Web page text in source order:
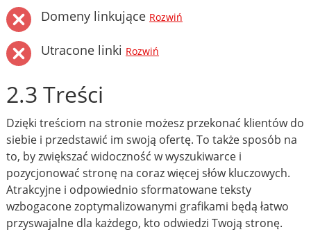
Domeny linkujące Rozwiń
Utracone linki Rozwiń
2.3 Treści
Dzięki treściom na stronie możesz przekonać klientów do
siebie i przedstawić im swoją ofertę. To także sposób na
to, by zwiększać widoczność w wyszukiwarce i
pozycjonować stronę na coraz więcej słów kluczowych.
Atrakcyjne i odpowiednio sformatowane teksty
wzbogacone zoptymalizowanymi grafikami będą łatwo
przyswajalne dla każdego, kto odwiedzi Twoją stronę.